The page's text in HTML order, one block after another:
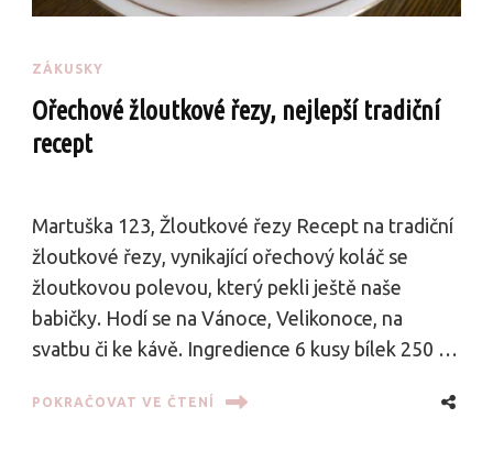
ZÁKUSKY
Ořechové žloutkové řezy, nejlepší tradiční
recept
Martuška 123, Žloutkové řezy Recept na tradiční
žloutkové řezy, vynikající ořechový koláč se
žloutkovou polevou, který pekli ještě naše
babičky. Hodí se na Vánoce, Velikonoce, na
svatbu či ke kávě. Ingredience 6 kusy bílek 250 …
POKRAČOVAT VE ČTENÍ